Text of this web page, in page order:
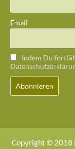
Email
Indem Du
Copyright © 2018